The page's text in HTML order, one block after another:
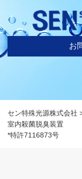
お
セン特殊光源株式会社
室内殺菌脱臭装置
*特許7116873号